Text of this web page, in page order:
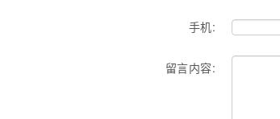
手机:
留言内容: